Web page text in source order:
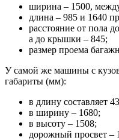
ширина – 1500,
длина – 985 и 1640
расстояние от пола
а до крышки – 845;
размер проема
У самой же машины с
габариты (мм):
в длину составляет
в ширину – 1680;
в высоту – 1508;
дорожный просвет –